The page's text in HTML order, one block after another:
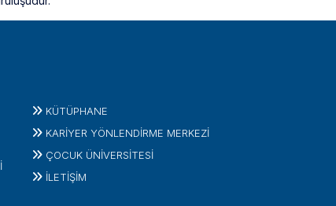
KÜTÜPHANE
KARİYER YÖNLENDİRME MERKEZİ
ÇOCUK ÜNIVERSITESI
İLETIŞIM